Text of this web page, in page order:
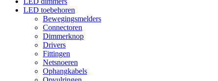
LED toebehoren
Bewegingsmelders
Connectoren
Dimmerknop
Drivers
Fittingen
Netsnoeren
Ophangkabels